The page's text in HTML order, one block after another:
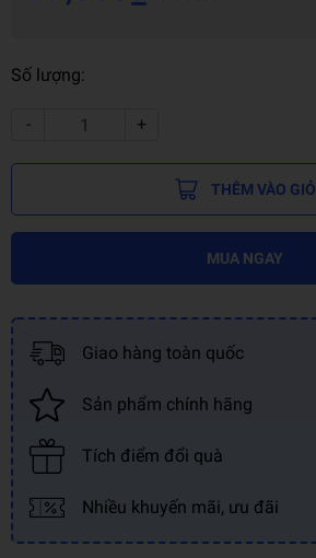
Số lượng:
- +
THÊM VÀO GIỎ
MUA NGAY
Giao hàng toàn quốc
Sản phẩm chính hãng
Tích điểm đổi quà
Nhiều khuyến mãi, ưu đãi